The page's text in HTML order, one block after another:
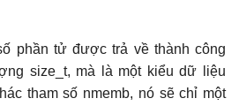
phần tử được trả về thành công
size_t, mà là một kiểu dữ liệu
tham số nmemb, nó sẽ chỉ một